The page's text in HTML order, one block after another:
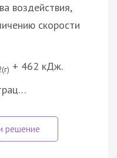
воздействия,
скорости
+ 462 кДж.